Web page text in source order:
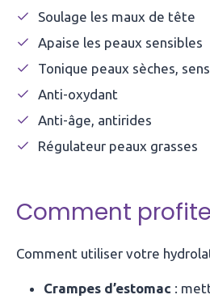
Soulage les maux de tête
Apaise les peaux sensibles
Tonique peaux sèches,
Anti-oxydant
Anti-âge, antirides
Régulateur peaux grasses
Comment
Comment utiliser votre
Crampes d’estomac :